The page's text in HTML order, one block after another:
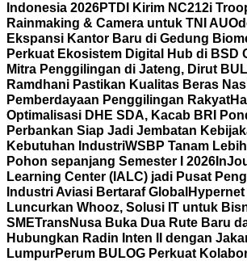
Indonesia 2026PTDI Kirim NC212i
Rainmaking & Camera untuk TNI AU
Ekspansi Kantor Baru di Gedung
Perkuat Ekosistem Digital Hub di BSD
Mitra Penggilingan di Jateng, Dirut
Ramdhani Pastikan Kualitas Beras
Pemberdayaan Penggilingan Rakyat
Optimalisasi DHE SDA, Kacab BRI
Perbankan Siap Jadi Jembatan
Kebutuhan IndustriWSBP Tanam
Pohon sepanjang Semester I 2026
Learning Center (IALC) jadi Pusat
Industri Aviasi Bertaraf Global
Luncurkan Whooz, Solusi IT untuk
SMETransNusa Buka Dua Rute Baru
Hubungkan Radin Inten II dengan
LumpurPerum BULOG Perkuat